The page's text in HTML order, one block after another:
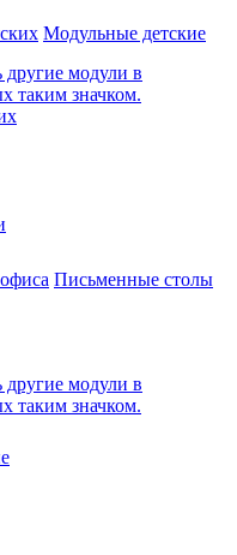
Модульные детские
модули в
таким значком.
Письменные столы
модули в
таким значком.